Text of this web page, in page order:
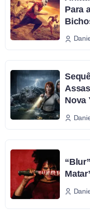
Para
Nova